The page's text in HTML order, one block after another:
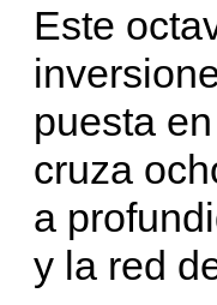
Este
puesta
cruza
a
y la red